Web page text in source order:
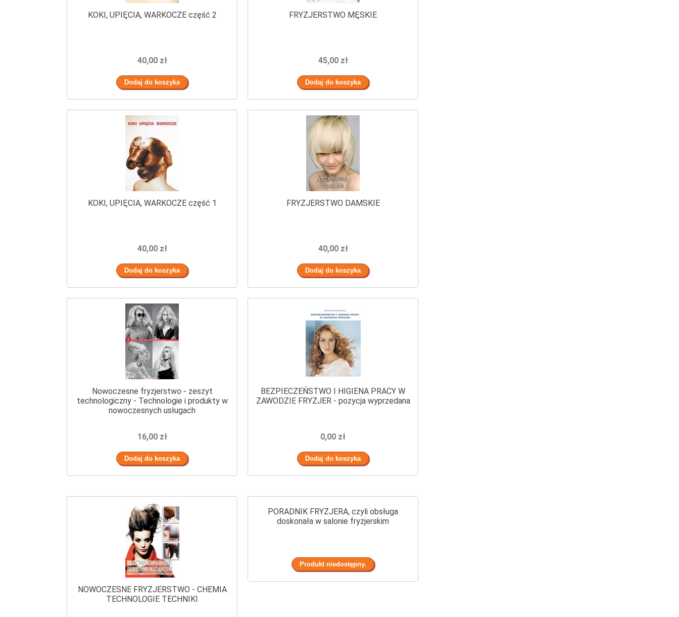
KOKI, UPIĘCIA, WARKOCZE część 2
40,00 zł
FRYZJERSTWO MĘSKIE
45,00 zł
KOKI, UPIĘCIA, WARKOCZE część 1
40,00 zł
FRYZJERSTWO DAMSKIE
40,00 zł
Nowoczesne fryzjerstwo - zeszyt
technologiczny - Technologie i produkty w
nowoczesnych usługach
16,00 zł
BEZPIECZEŃSTWO I HIGIENA PRACY W
ZAWODZIE FRYZJER - pozycja wyprzedana
0,00 zł
NOWOCZESNE FRYZJERSTWO - CHEMIA
TECHNOLOGIE TECHNIKI
PORADNIK FRYZJERA, czyli obsługa
doskonała w salonie fryzjerskim